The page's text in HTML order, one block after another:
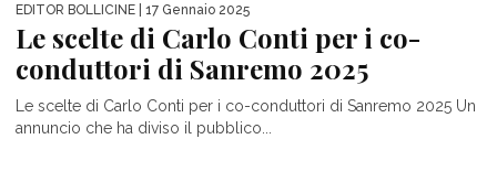
EDITOR BOLLICINE | 17 Gennaio 2025
Le scelte di Carlo Conti per i co-
conduttori di Sanremo 2025
Le scelte di Carlo Conti per i co-conduttori di Sanremo 2025 Un
annuncio che ha diviso il pubblico...